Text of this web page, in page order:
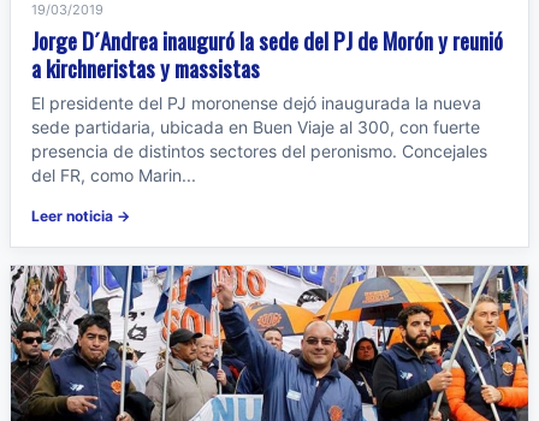
19/03/2019
Jorge D´Andrea inauguró la sede del PJ de Morón y reunió
a kirchneristas y massistas
El presidente del PJ moronense dejó inaugurada la nueva
sede partidaria, ubicada en Buen Viaje al 300, con fuerte
presencia de distintos sectores del peronismo. Concejales
del FR, como Marin...
Leer noticia →